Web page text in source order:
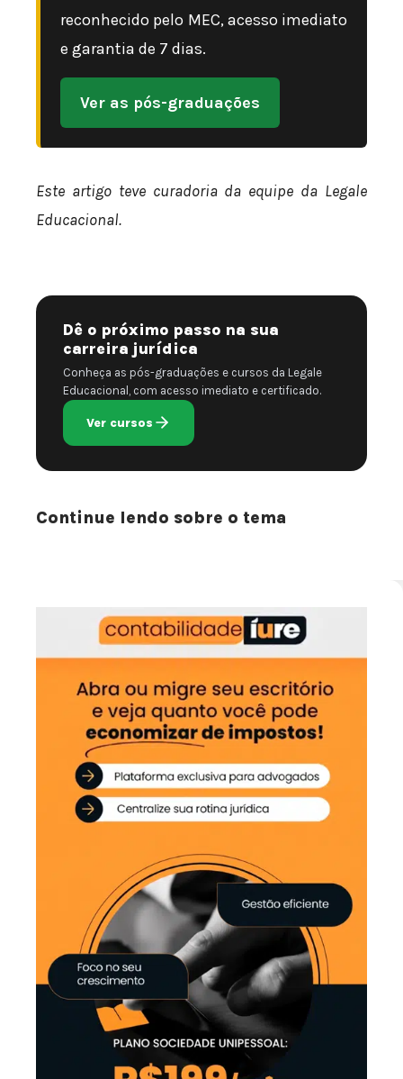
reconhecido pelo MEC, acesso imediato
e garantia de 7 dias.
Ver as pós-graduações
Este artigo teve curadoria da equipe da Legale
Educacional.
Dê o próximo passo na sua
carreira jurídica
Conheça as pós-graduações e cursos da Legale
Educacional, com acesso imediato e certificado.
Ver cursos
Continue lendo sobre o tema